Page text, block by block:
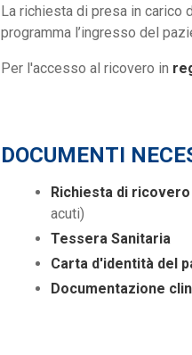
La richiesta di presa in carico
programma l’ingresso del
Per l'accesso al ricovero in
DOCUMENTI
Richiesta di ricovero
acuti)
Tessera Sanitaria
Carta d'identità del
Documentazione